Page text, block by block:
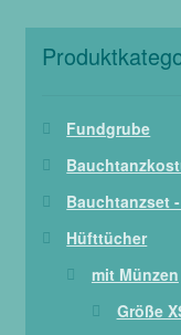
Fundgrube
Bauchtanzset
Hüfttücher
mit Münzen
Größe